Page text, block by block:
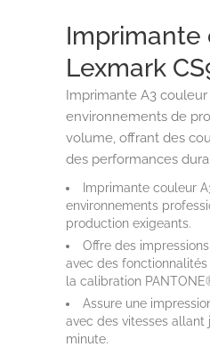
Imprimante
Lexmark
Imprimante A3
environnements de
volume, offrant des
des performances
Imprimante couleur
environnements
production exigeants.
Offre des
avec des
la calibration
Assure une
avec des vitesses allant
minute.